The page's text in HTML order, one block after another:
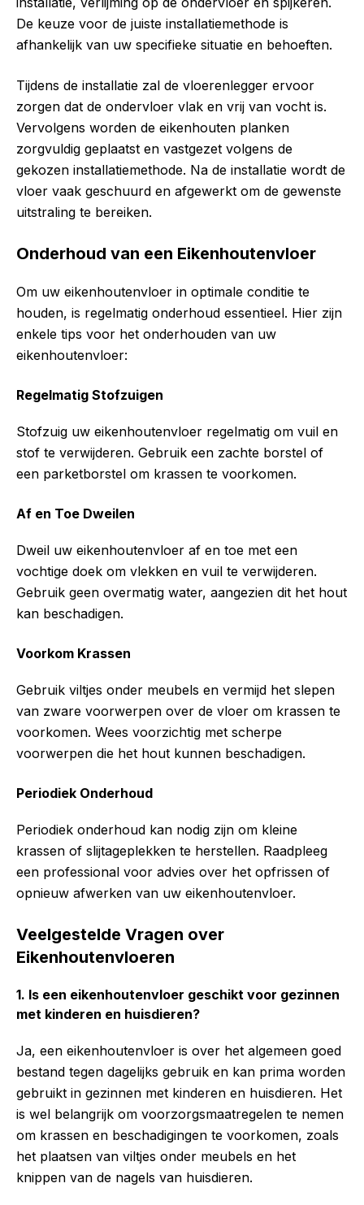
De keuze voor de juiste installatiemethode is
afhankelijk van uw specifieke situatie en behoeften.
Tijdens de installatie zal de vloerenlegger ervoor
zorgen dat de ondervloer vlak en vrij van vocht is.
Vervolgens worden de eikenhouten planken
zorgvuldig geplaatst en vastgezet volgens de
gekozen installatiemethode. Na de installatie wordt de
vloer vaak geschuurd en afgewerkt om de gewenste
uitstraling te bereiken.
Onderhoud van een Eikenhoutenvloer
Om uw eikenhoutenvloer in optimale conditie te
houden, is regelmatig onderhoud essentieel. Hier zijn
enkele tips voor het onderhouden van uw
eikenhoutenvloer:
Regelmatig Stofzuigen
Stofzuig uw eikenhoutenvloer regelmatig om vuil en
stof te verwijderen. Gebruik een zachte borstel of
een parketborstel om krassen te voorkomen.
Af en Toe Dweilen
Dweil uw eikenhoutenvloer af en toe met een
vochtige doek om vlekken en vuil te verwijderen.
Gebruik geen overmatig water, aangezien dit het hout
kan beschadigen.
Voorkom Krassen
Gebruik viltjes onder meubels en vermijd het slepen
van zware voorwerpen over de vloer om krassen te
voorkomen. Wees voorzichtig met scherpe
voorwerpen die het hout kunnen beschadigen.
Periodiek Onderhoud
Periodiek onderhoud kan nodig zijn om kleine
krassen of slijtageplekken te herstellen. Raadpleeg
een professional voor advies over het opfrissen of
opnieuw afwerken van uw eikenhoutenvloer.
Veelgestelde Vragen over
Eikenhoutenvloeren
1. Is een eikenhoutenvloer geschikt voor gezinnen
met kinderen en huisdieren?
Ja, een eikenhoutenvloer is over het algemeen goed
bestand tegen dagelijks gebruik en kan prima worden
gebruikt in gezinnen met kinderen en huisdieren. Het
is wel belangrijk om voorzorgsmaatregelen te nemen
om krassen en beschadigingen te voorkomen, zoals
het plaatsen van viltjes onder meubels en het
knippen van de nagels van huisdieren.